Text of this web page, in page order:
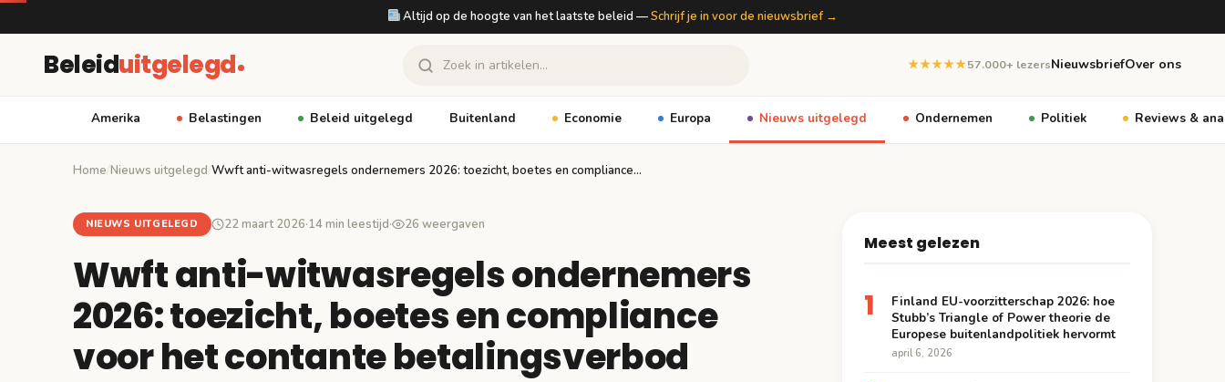
Altijd op de hoogte van het laatste beleid —Schrijf je in voor de nieuwsbrief →
Beleiduitgelegd ★★★★★57.000+ lezersNieuwsbriefOver ons
Amerika Belastingen Beleid uitgelegd Buitenland Economie Europa Nieuws uitgelegd Ondernemen Politiek Reviews &
Home Nieuws uitgelegd Wwft anti-witwasregels ondernemers 2026: toezicht, boetes en compliance…
NIEUWS UITGELEGD 22 maart 2026·14 min leestijd· 26 weergaven
Wwft anti-witwasregels ondernemers
2026: toezicht, boetes en compliance
voor het contante betalingsverbod
Meest gelezen
1
Finland EU-voorzitterschap 2026: hoe
Stubb’s Triangle of Power theorie de
Europese buitenlandpolitiek hervormt
april 6, 2026